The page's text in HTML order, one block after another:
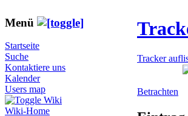
Menü
Startseite
Suche
Kontaktiere uns
Kalender
Users map
Wiki
Wiki-Home
Tracker
Betrachten